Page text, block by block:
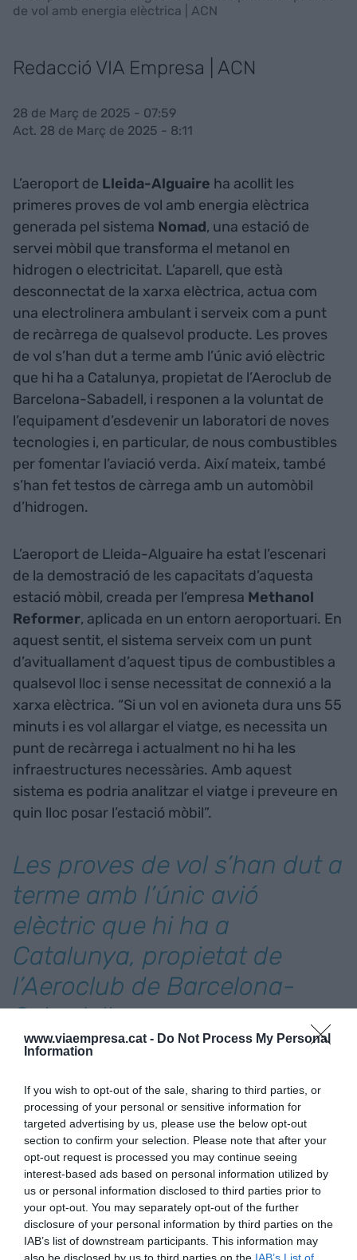
www.viaempresa.cat - Do Not Process My Personal
Information
If you wish to opt-out of the sale, sharing to third parties, or
processing of your personal or sensitive information for
targeted advertising by us, please use the below opt-out
section to confirm your selection. Please note that after your
opt-out request is processed you may continue seeing
interest-based ads based on personal information utilized by
us or personal information disclosed to third parties prior to
your opt-out. You may separately opt-out of the further
disclosure of your personal information by third parties on the
IAB’s list of downstream participants. This information may
de vol amb energia elèctrica | ACN
Redacció VIA Empresa | ACN
28 de Març de 2025 - 07:59
Act. 28 de Març de 2025 - 8:11
L’aeroport de Lleida-Alguaire ha acollit les
primeres proves de vol amb energia elèctrica
generada pel sistema Nomad, una estació de
servei mòbil que transforma el metanol en
hidrogen o electricitat. L’aparell, que està
desconnectat de la xarxa elèctrica, actua com
una electrolinera ambulant i serveix com a punt
de recàrrega de qualsevol producte. Les proves
de vol s’han dut a terme amb l’únic avió elèctric
que hi ha a Catalunya, propietat de l’Aeroclub de
Barcelona-Sabadell, i responen a la voluntat de
l’equipament d’esdevenir un laboratori de noves
tecnologies i, en particular, de nous combustibles
per fomentar l’aviació verda. Així mateix, també
s’han fet testos de càrrega amb un automòbil
d’hidrogen.
L’aeroport de Lleida-Alguaire ha estat l’escenari
de la demostració de les capacitats d’aquesta
estació mòbil, creada per l’empresa Methanol
Reformer, aplicada en un entorn aeroportuari. En
aquest sentit, el sistema serveix com un punt
d’avituallament d’aquest tipus de combustibles a
qualsevol lloc i sense necessitat de connexió a la
xarxa elèctrica. “Si un vol en avioneta dura uns 55
minuts i es vol allargar el viatge, es necessita un
punt de recàrrega i actualment no hi ha les
infraestructures necessàries. Amb aquest
sistema es podria analitzar el viatge i preveure en
quin lloc posar l’estació mòbil”.
Les proves de vol s’han dut a
terme amb l’únic avió
elèctric que hi ha a
Catalunya, propietat de
l’Aeroclub de Barcelona-
Sabadell
Ha estat el primer vol elèctric a l’aeroport de
Lleida-Alguaire amb la particularitat que l’origen
del combustible és el metanol. “És un vol
sostenible 100%”, ha destacat el director general
d’aeroports de Catalunya,Jordi Candela, qui
també ha apuntat que el projecte s’emmarca en
la intenció de construir a l’aeroport un ecosistema
d’empreses tecnològiques que fomentin l’aviació
sostenible. “És una finestra d’oportunitats per
empreses que volen testejar els seus productes”,